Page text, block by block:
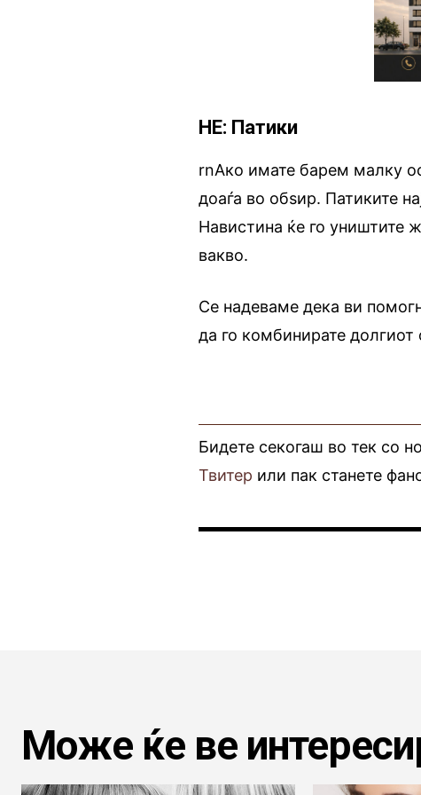
НЕ: Патики
rnАко имате барем малку
доаѓа во обѕир. Патиките
Навистина ќе го уништите
вакво.
Се надеваме дека ви
да го комбинирате
Бидете секогаш во тек со
Твитер или пак станете
Може ќе ве